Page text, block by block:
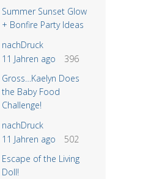
Summer Sunset Glow
+ Bonfire Party Ideas
nachDruck
11 Jahren ago
396
Gross…Kaelyn Does
the Baby Food
Challenge!
nachDruck
11 Jahren ago
502
Escape of the Living
Doll!